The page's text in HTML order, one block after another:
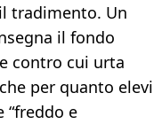
tradimento. Un
il fondo
contro cui urta
per quanto elevi
“freddo e